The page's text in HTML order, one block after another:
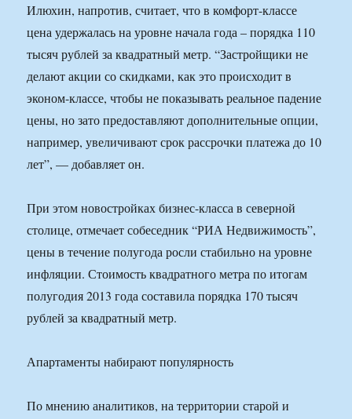
Илюхин, напротив, считает, что в комфорт-классе
цена удержалась на уровне начала года – порядка 110
тысяч рублей за квадратный метр. “Застройщики не
делают акции со скидками, как это происходит в
эконом-классе, чтобы не показывать реальное падение
цены, но зато предоставляют дополнительные опции,
например, увеличивают срок рассрочки платежа до 10
лет”, — добавляет он.
При этом новостройках бизнес-класса в северной
столице, отмечает собеседник “РИА Недвижимость”,
цены в течение полугода росли стабильно на уровне
инфляции. Стоимость квадратного метра по итогам
полугодия 2013 года составила порядка 170 тысяч
рублей за квадратный метр.
Апартаменты набирают популярность
По мнению аналитиков, на территории старой и